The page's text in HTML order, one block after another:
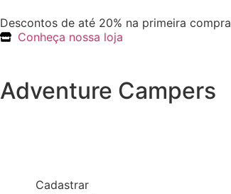
Descontos de até 20% na primeira compra
Conheça nossa loja
Adventure Campers
Cadastrar